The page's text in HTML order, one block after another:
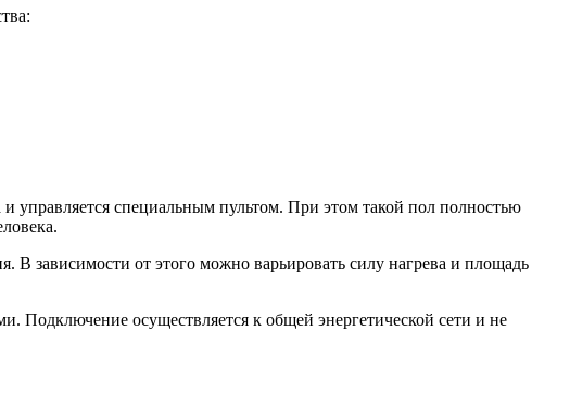
управляется специальным пультом. При этом такой пол полностью
В зависимости от этого можно варьировать силу нагрева и площадь
Подключение осуществляется к общей энергетической сети и не